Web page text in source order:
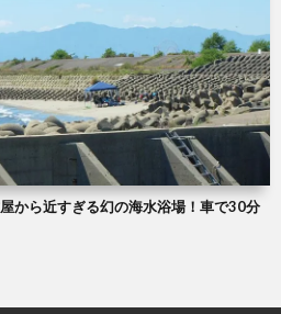
から近すぎる幻の海水浴場！車で30分